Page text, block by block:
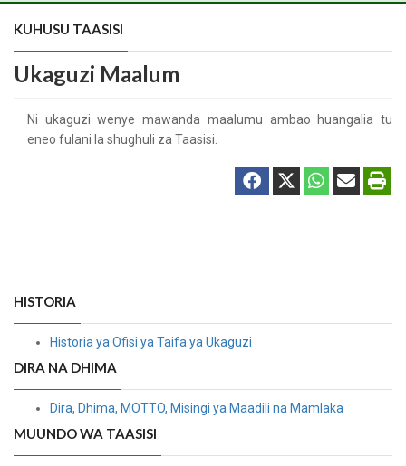
KUHUSU TAASISI
Ukaguzi Maalum
Ni ukaguzi wenye mawanda maalumu ambao huangalia tu
eneo fulani la shughuli za Taasisi.
HISTORIA
Historia ya Ofisi ya Taifa ya Ukaguzi
DIRA NA DHIMA
Dira, Dhima, MOTTO, Misingi ya Maadili na Mamlaka
MUUNDO WA TAASISI